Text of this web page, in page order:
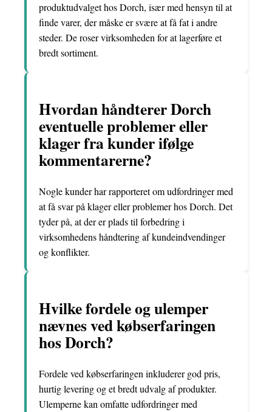
produktudvalget hos Dorch, især med hensyn til at
finde varer, der måske er svære at få fat i andre
steder. De roser virksomheden for at lagerføre et
bredt sortiment.
Hvordan håndterer Dorch
eventuelle problemer eller
klager fra kunder ifølge
kommentarerne?
Nogle kunder har rapporteret om udfordringer med
at få svar på klager eller problemer hos Dorch. Det
tyder på, at der er plads til forbedring i
virksomhedens håndtering af kundeindvendinger
og konflikter.
Hvilke fordele og ulemper
nævnes ved købserfaringen
hos Dorch?
Fordele ved købserfaringen inkluderer god pris,
hurtig levering og et bredt udvalg af produkter.
Ulemperne kan omfatte udfordringer med